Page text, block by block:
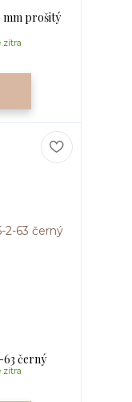
mm prošitý
zítra
63 černý
zítra